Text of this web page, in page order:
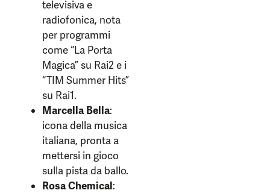
televisiva e
radiofonica, nota
per programmi
come “La Porta
Magica” su Rai2 e i
“TIM Summer Hits”
su Rai1.
Marcella Bella:
icona della musica
italiana, pronta a
mettersi in gioco
sulla pista da ballo.
Rosa Chemical: